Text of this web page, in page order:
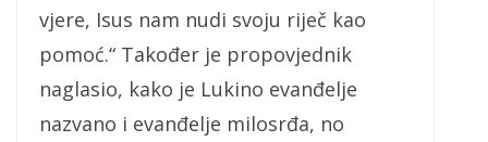
vjere, Isus nam nudi svoju riječ kao
pomoć.“ Također je propovjednik
naglasio, kako je Lukino evanđelje
nazvano i evanđelje milosrđa, no